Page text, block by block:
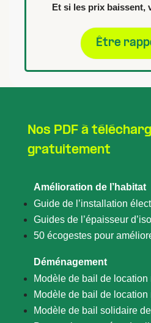
Et si les prix baissent,
Être
Nos PDF à
gratuitement
Amélioration de l’habitat
Guide de l’installation
Guides de l’épaisseur
50 écogestes pour
Déménagement
Modèle de bail de location
Modèle de bail de location
Modèle de bail solidaire